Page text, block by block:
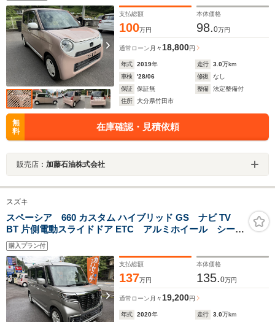
ク
支払総額
100万円
本体価格
98.0万円
通常ローン 月々 18,800円
年式 2019年 走行 3.0万km
車検
'28/06 修復
なし
保証
保証無 整備
法定整備付
住所
大分県竹田市
無
料
在庫確認・見積依頼
販売店： 加藤石油株式会社
スズキ
スペーシア 660 カスタム ハイブリッド GS ナビ TV
BT 片側電動スライドドア ETC アルミホイール シート
ヒーター
購入プラン付
支払総額
137万円
本体価格
135.0万円
通常ローン 月々 19,200円
年式 2020年 走行 3.0万km